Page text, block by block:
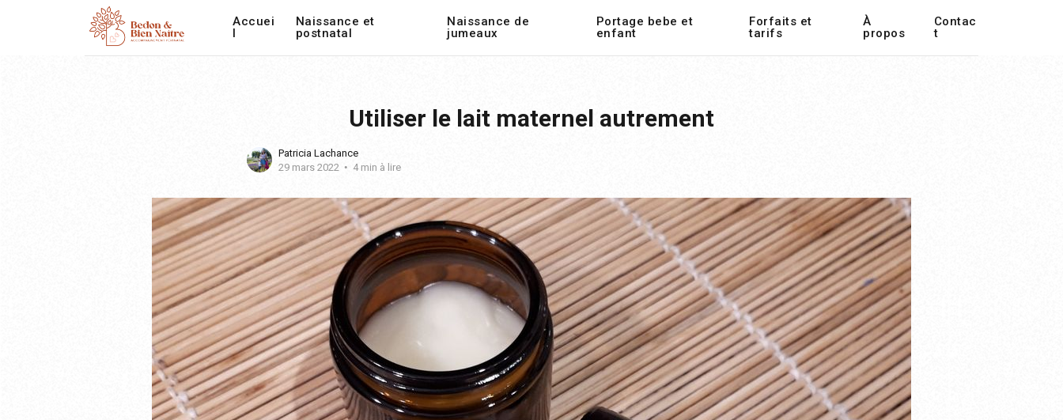
Accuei
l
Naissance et
postnatal
Naissance de
jumeaux
Portage bebe et
enfant
Forfaits et
tarifs
À
propos
Contac
t
Utiliser le lait maternel autrement
Patricia Lachance
29 mars 2022
4 min à lire